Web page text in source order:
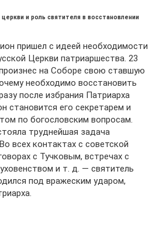
и роль святителя в восстановлении
пришел с идеей необходимости
Церкви патриаршества. 23
на Соборе свою ставшую
необходимо восстановить
после избрания Патриарха
становится его секретарем и
по богословским вопросам.
труднейшая задача
всех контактах с советской
с Тучковым, встречах с
и т. д. — святитель
под вражеским ударом,